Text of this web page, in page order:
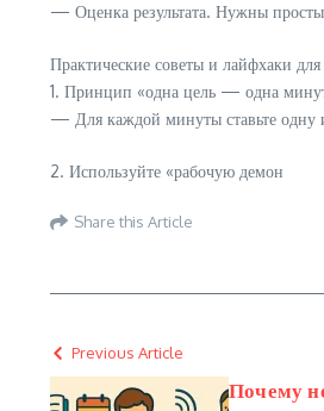
— Оценка результата. Нужны
Практические советы и лайфхаки
1. Принцип «одна цель — одна
— Для каждой минуты ставьте одну
2. Используйте «рабочую демон
Share this Article
Previous Article
Почему